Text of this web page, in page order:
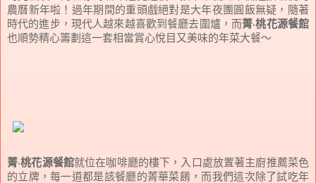
農曆新年啦！過年期間的重頭戲絕對是大年夜團圓飯無疑，隨著
時代的進步，現代人越來越喜歡到餐廳去圍爐，而菁‧桃花源餐館
也順勢精心籌劃這一套相當賞心悅目又美味的年菜大餐～
菁‧桃花源餐館就位在咖啡廳的樓下，入口處放置著主廚推薦菜色
的立牌，每一道都是該餐廳的菁華菜餚，而我們這次除了試吃年